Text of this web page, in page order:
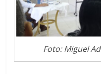
Foto: Miguel